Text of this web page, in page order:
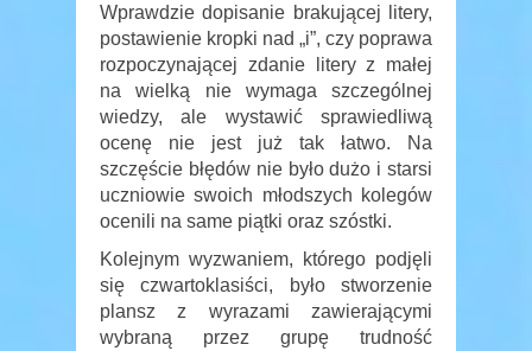
Wprawdzie dopisanie brakującej litery,
postawienie kropki nad „i”, czy poprawa
rozpoczynającej zdanie litery z małej
na wielką nie wymaga szczególnej
wiedzy, ale wystawić sprawiedliwą
ocenę nie jest już tak łatwo. Na
szczęście błędów nie było dużo i starsi
uczniowie swoich młodszych kolegów
ocenili na same piątki oraz szóstki.
Kolejnym wyzwaniem, którego podjęli
się czwartoklasiści, było stworzenie
plansz z wyrazami zawierającymi
wybraną przez grupę trudność